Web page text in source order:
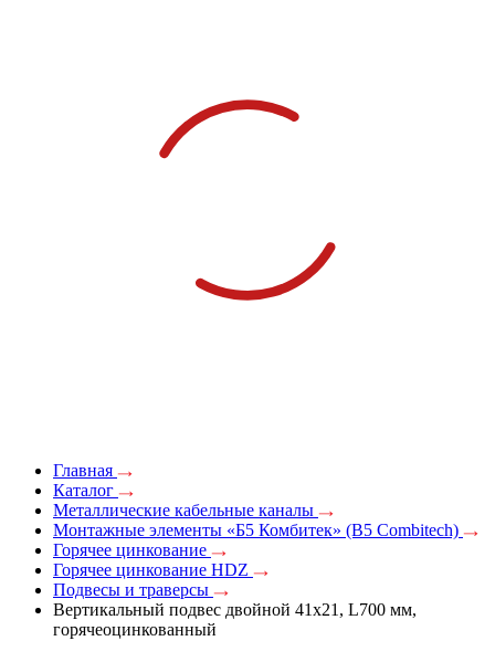
Главная
Каталог
Металлические кабельные каналы
Монтажные элементы «Б5 Комбитек» (B5 Combitech)
Горячее цинкование
Горячее цинкование HDZ
Подвесы и траверсы
Вертикальный подвес двойной 41х21, L700 мм,
горячеоцинкованный